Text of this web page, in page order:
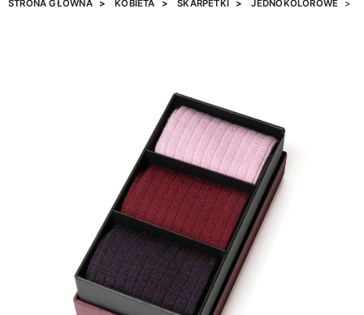
STRONA GŁÓWNA KOBIETA SKARPETKI JEDNOKOLOROWE